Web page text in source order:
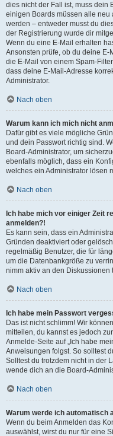
dies nicht der Fall ist, muss dein
einigen Boards müssen alle
werden – entweder musst du
der Registrierung wurde dir
Wenn du eine E-Mail erhalten
Ansonsten prüfe, ob du deine
die E-Mail von einem Spam-
dass deine E-Mail-Adresse
Administrator.
Nach oben
Warum kann ich mich nicht
Dafür gibt es viele mögliche
und dein Passwort richtig sind.
Board-Administrator, um
ebenfalls möglich, dass ein
welches ein Administrator lösen
Nach oben
Ich habe mich vor einiger Zeit
anmelden?!
Es kann sein, dass ein
Gründen deaktiviert oder
regelmäßig Benutzer, die für
um die Datenbankgröße zu
nimm aktiv an den Diskussionen
Nach oben
Ich habe mein Passwort
Das ist nicht schlimm! Wir
mitteilen, du kannst es jedoch
Anmelde-Seite auf „Ich habe
Anweisungen folgst. So solltest
Solltest du trotzdem nicht in der
wende dich an die Board-
Nach oben
Warum werde ich automatisch
Wenn du beim Anmelden das
auswählst, wirst du nur für eine